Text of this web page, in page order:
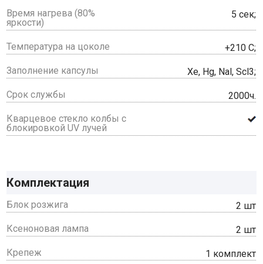
Время нагрева (80%
яркости)
5 сек;
Температура на цоколе +210 С;
Заполнение капсулы Xe, Hg, Nal, Scl3;
Срок службы 2000ч.
Кварцевое стекло колбы с
блокировкой UV лучей
Комплектация
Блок розжига 2 шт
Ксеноновая лампа 2 шт
Крепеж 1 комплект